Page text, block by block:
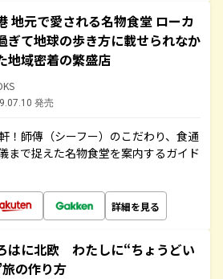
地元で愛される名物食堂 ローカ
ぎて地球の歩き方に載せられなか
地域密着の繁盛店
発売
！師傳（シーフー）のこだわり、食通
まで捉えた名物食堂を案内するガイド
詳細を見る
はに北欧 わたしに“ちょうどい
の作り方